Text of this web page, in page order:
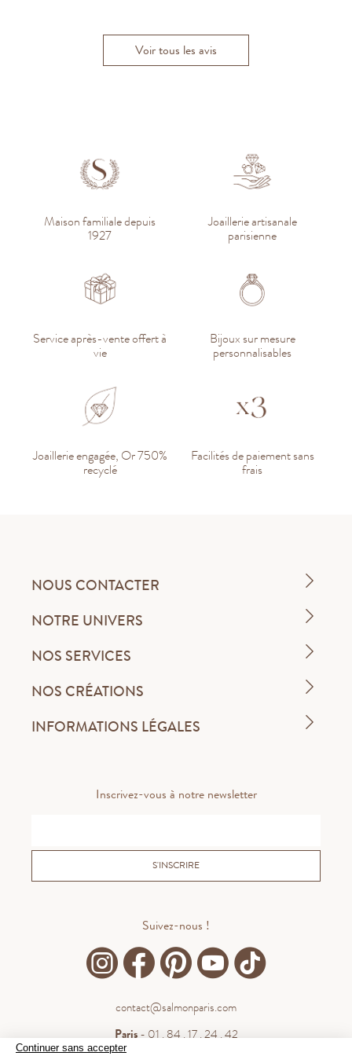
Continuer sans accepter
Voir tous les avis
Maison familiale depuis
1927
Joaillerie artisanale
parisienne
Service après-vente offert à
vie
Bijoux sur mesure
personnalisables
Joaillerie engagée, Or 750%
recyclé
Facilités de paiement sans
frais
NOUS CONTACTER
NOTRE UNIVERS
NOS SERVICES
NOS CRÉATIONS
INFORMATIONS LÉGALES
Inscrivez-vous à notre newsletter
S'INSCRIRE
Suivez-nous !
contact@salmonparis.com
Paris- 01 . 84 . 17 . 24 . 42